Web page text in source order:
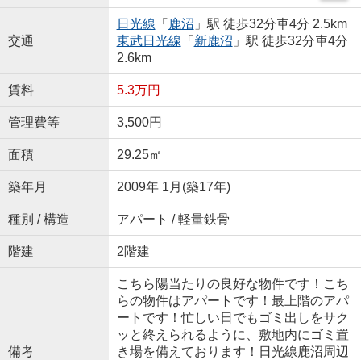
交通
日光線 「 鹿沼 」駅 徒歩32分車4分 2.5km
東武日光線 「 新鹿沼 」駅 徒歩32分車4分
2.6km
賃料 5.3万円
管理費等 3,500円
面積 29.25㎡
築年月 2009年 1月(築17年)
種別 / 構造 アパート / 軽量鉄骨
階建 2階建
備考
こちら陽当たりの良好な物件です！こち
らの物件はアパートです！最上階のアパ
ートです！忙しい日でもゴミ出しをサク
ッと終えられるように、敷地内にゴミ置
き場を備えております！日光線鹿沼周辺